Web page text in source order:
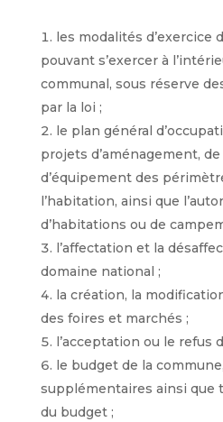
les modalités d’exercice
pouvant s’exercer à
communal, sous réserve
par la loi ;
le plan général
projets d’aménagement,
d’équipement des
l’habitation, ainsi que
d’habitations ou de
l’affectation et la
domaine national ;
la création, la
des foires et marchés ;
l’acceptation ou le refus
le budget de la
supplémentaires ainsi que
du budget ;